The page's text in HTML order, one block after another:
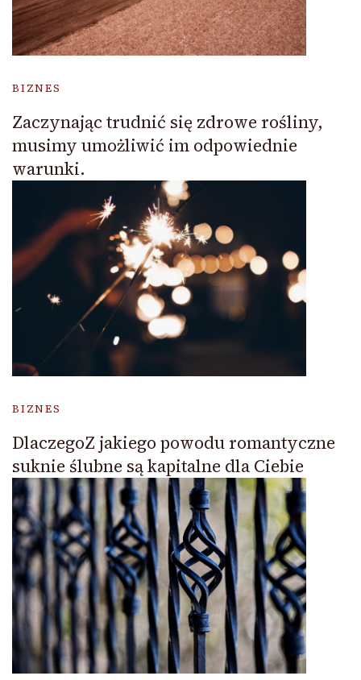
BIZNES
Zaczynając trudnić się zdrowe rośliny,
musimy umożliwić im odpowiednie
warunki.
BIZNES
DlaczegoZ jakiego powodu romantyczne
suknie ślubne są kapitalne dla Ciebie